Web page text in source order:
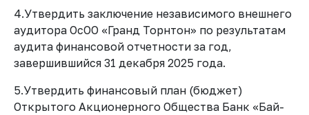
4.Утвердить заключение независимого внешнего
аудитора ОсОО «Гранд Торнтон» по результатам
аудита финансовой отчетности за год,
завершившийся 31 декабря 2025 года.
5.Утвердить финансовый план (бюджет)
Открытого Акционерного Общества Банк «Бай-